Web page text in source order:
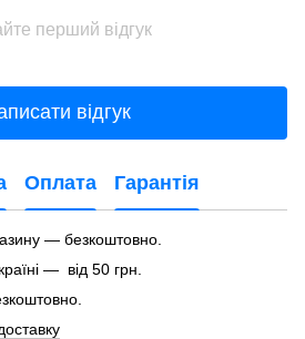
перший відгук
відгук
Оплата Гарантія
— безкоштовно.
— від 50 грн.